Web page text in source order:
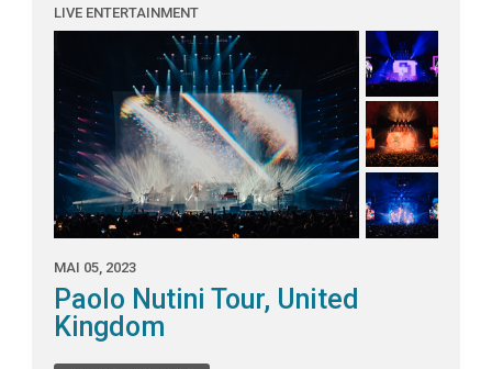
LIVE ENTERTAINMENT
MAI 05, 2023
Paolo Nutini Tour, United
Kingdom